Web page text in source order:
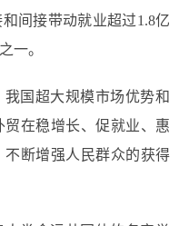
间接带动就业超过1.8亿
一。
国超大规模市场优势和
在稳增长、促就业、惠
不断增强人民群众的获得